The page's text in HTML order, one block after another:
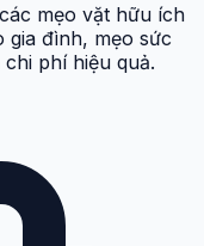
mẹo vặt hữu ích
gia đình, mẹo sức
phí hiệu quả.